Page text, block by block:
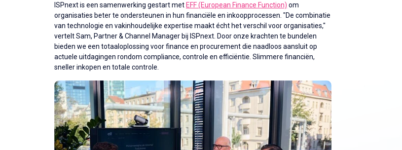
ISPnext is een samenwerking gestart met EFF (European Finance Function) om
organisaties beter te ondersteunen in hun financiële en inkoopprocessen. "De combinatie
van technologie en vakinhoudelijke expertise maakt écht het verschil voor organisaties,"
vertelt Sam, Partner & Channel Manager bij ISPnext. Door onze krachten te bundelen
bieden we een totaaloplossing voor finance en procurement die naadloos aansluit op
actuele uitdagingen rondom compliance, controle en efficiëntie. Slimmere financiën,
sneller inkopen en totale controle.